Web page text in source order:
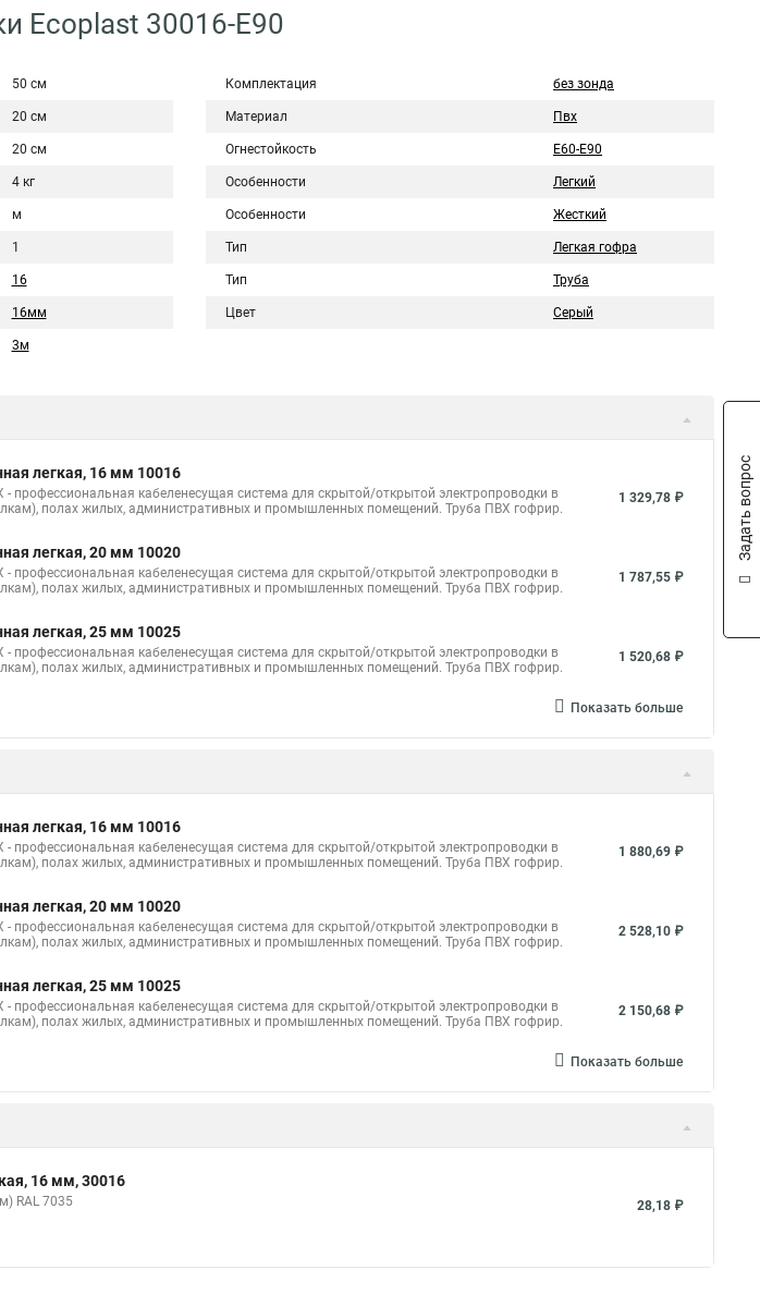
Ecoplast 30016-E90
50 см
20 см
20 см
4 кг
м
1
16
16мм
3м
Комплектация без зонда
Материал Пвх
Огнестойкость E60-E90
Особенности Легкий
Особенности Жесткий
Тип Легкая гофра
Тип Труба
Цвет Серый
легкая, 16 мм 10016
профессиональная кабеленесущая система для скрытой/открытой электропроводки в
полах жилых, административных и промышленных помещений. Труба ПВХ гофрир.
1 329,78 ₽
легкая, 20 мм 10020
профессиональная кабеленесущая система для скрытой/открытой электропроводки в
полах жилых, административных и промышленных помещений. Труба ПВХ гофрир.
1 787,55 ₽
легкая, 25 мм 10025
профессиональная кабеленесущая система для скрытой/открытой электропроводки в
полах жилых, административных и промышленных помещений. Труба ПВХ гофрир.
1 520,68 ₽
Показать больше
легкая, 16 мм 10016
профессиональная кабеленесущая система для скрытой/открытой электропроводки в
полах жилых, административных и промышленных помещений. Труба ПВХ гофрир.
1 880,69 ₽
легкая, 20 мм 10020
профессиональная кабеленесущая система для скрытой/открытой электропроводки в
полах жилых, административных и промышленных помещений. Труба ПВХ гофрир.
2 528,10 ₽
легкая, 25 мм 10025
профессиональная кабеленесущая система для скрытой/открытой электропроводки в
полах жилых, административных и промышленных помещений. Труба ПВХ гофрир.
2 150,68 ₽
Показать больше
16 мм, 30016
RAL 7035 28,18 ₽
Задать вопрос